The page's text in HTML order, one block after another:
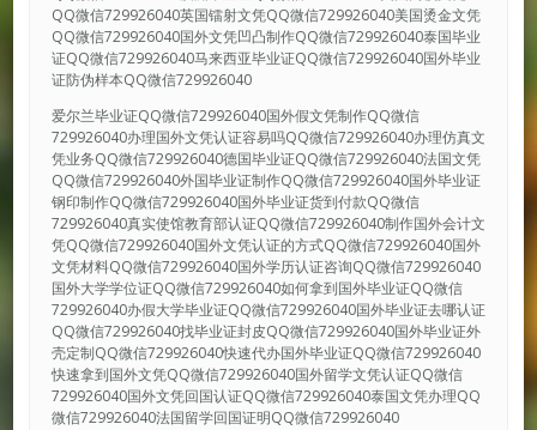
QQ微信729926040英国镭射文凭QQ微信729926040美国烫金文凭
QQ微信729926040国外文凭凹凸制作QQ微信729926040泰国毕业
证QQ微信729926040马来西亚毕业证QQ微信729926040国外毕业
证防伪样本QQ微信729926040
爱尔兰毕业证QQ微信729926040国外假文凭制作QQ微信
729926040办理国外文凭认证容易吗QQ微信729926040办理仿真文
凭业务QQ微信729926040德国毕业证QQ微信729926040法国文凭
QQ微信729926040外国毕业证制作QQ微信729926040国外毕业证
钢印制作QQ微信729926040国外毕业证货到付款QQ微信
729926040真实使馆教育部认证QQ微信729926040制作国外会计文
凭QQ微信729926040国外文凭认证的方式QQ微信729926040国外
文凭材料QQ微信729926040国外学历认证咨询QQ微信729926040
国外大学学位证QQ微信729926040如何拿到国外毕业证QQ微信
729926040办假大学毕业证QQ微信729926040国外毕业证去哪认证
QQ微信729926040找毕业证封皮QQ微信729926040国外毕业证外
壳定制QQ微信729926040快速代办国外毕业证QQ微信729926040
快速拿到国外文凭QQ微信729926040国外留学文凭认证QQ微信
729926040国外文凭回国认证QQ微信729926040泰国文凭办理QQ
微信729926040法国留学回国证明QQ微信729926040